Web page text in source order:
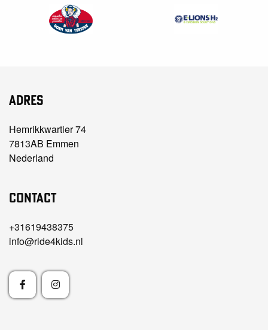
Adres
Hemrikkwartier 74
7813AB Emmen
Nederland
Contact
+31619438375
info@ride4kids.nl